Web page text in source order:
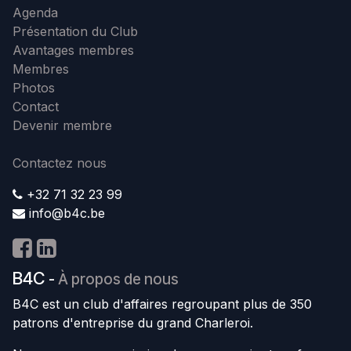
Agenda
Présentation du Club
Avantages membres
Membres
Photos
Contact
Devenir membre
Contactez nous
+32 71 32 23 99
info@b4c.be
B4C - À propos de nous
B4C est un club d'affaires regroupant plus de 350
patrons d'entreprise du grand Charleroi.